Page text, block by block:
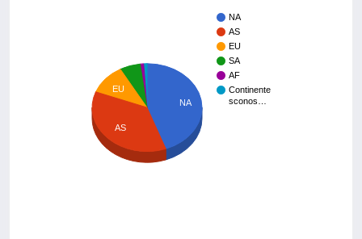
NA
AS
EU
SA
AF
Continente
sconos…
NA
EU
AS